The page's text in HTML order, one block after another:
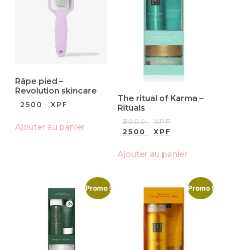
Râpe pied –
Revolution skincare
2500 XPF
Ajouter au panier
The ritual of Karma –
Rituals
3000
XPF
2500
XPF
Ajouter au panier
Promo ! Promo !